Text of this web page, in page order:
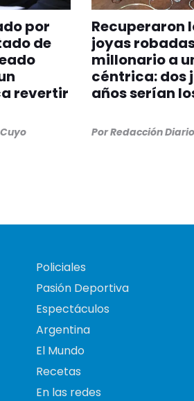
por
de
revertir
Recuperaron
joyas
millonario a
céntrica: dos
años serían
PorRedacción
Policiales
Pasión Deportiva
Espectáculos
Argentina
El Mundo
Recetas
En las redes